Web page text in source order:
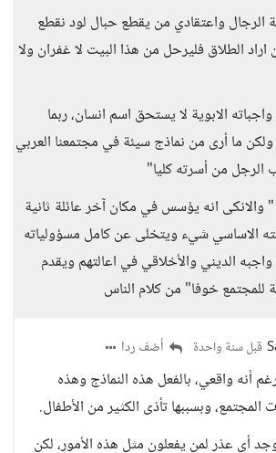
الرجال واعتقادي من يقطع حبال لود نقطع
اراد الطلاق فليرحل من هذا البيت لا غفران ولا
الابوية لا يستحق اسم انسان، ربما
ما أرى من نماذج سيئة في مجتمعنا العربي
الرجل من أسرته كليا"
والانكى انه يؤسس في مكان آخر عائلة ثانية
الاساسي شيء ويتخلى عن كامل مسؤولياته
الديني والأخلاقي في اعالتهم ويقدم
خوفا" من كلام الناس
قبل سنة واحدة أضف ردا
أنه واقعي، بالفعل هذه النماذج وهذه
المجتمع، وبسببها تأذى الكثير من الأطفال.
أي عذر لمن يفعلون مثل هذه الأمور، لكن